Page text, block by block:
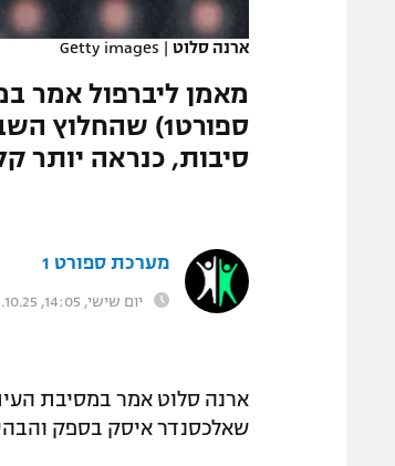
ארנה סלוט |
Getty images
ספורט1)
סיבות, כנראה יותר
מערכת ספורט 1
יום שישי, 14:05, 24.10.25
שאלכסנדר איסק בספק